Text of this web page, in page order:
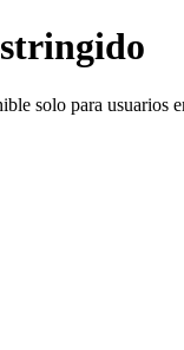
solo para usuarios